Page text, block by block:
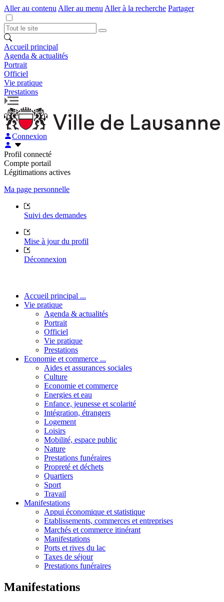
Aller au contenu Aller au menu Aller à la recherche Partager
Accueil principal
Agenda & actualités
Portrait
Officiel
Vie pratique
Prestations
Connexion
Profil connecté
Compte portail
Légitimations actives
Ma page personnelle
Suivi des demandes
Mise à jour du profil
Déconnexion
Accueil principal ...
Vie pratique
Agenda & actualités
Portrait
Officiel
Vie pratique
Prestations
Economie et commerce ...
Aides et assurances sociales
Culture
Economie et commerce
Energies et eau
Enfance, jeunesse et scolarité
Intégration, étrangers
Logement
Loisirs
Mobilité, espace public
Nature
Prestations funéraires
Propreté et déchets
Quartiers
Sport
Travail
Manifestations
Appui économique et statistique
Etablissements, commerces et entreprises
Marchés et commerce itinérant
Manifestations
Ports et rives du lac
Taxes de séjour
Prestations funéraires
Manifestations